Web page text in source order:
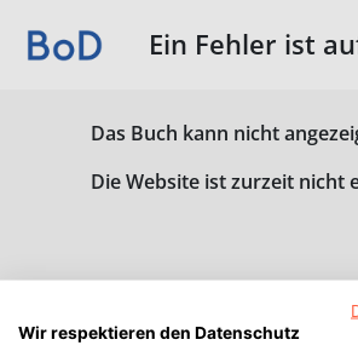
Ein Fehler ist
Das Buch kann nicht
Die Website ist zurzeit nicht
Wir respektieren den Datenschutz